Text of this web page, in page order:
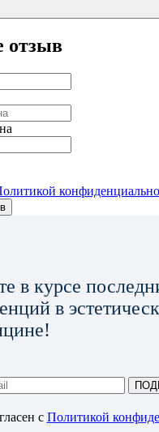
отзыв
в курсе
в
с Политикой